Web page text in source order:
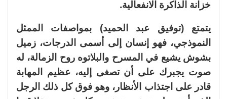
خزانة الذاكرة الانفعالية.
يتمتع (توفيق عبد الحميد) بمواصفات الممثل
النموذجي، فهو إنسان إلى أسمى الدرجات، زميل
بشوش يشيع في المسرح والبلاتوه روح الزمالة، له
صوت يجبرك على أن تصغى إليه، عظيم المهابة
قادر على اجتذاب الأنظار، وهو فوق كل ذلك الرجل